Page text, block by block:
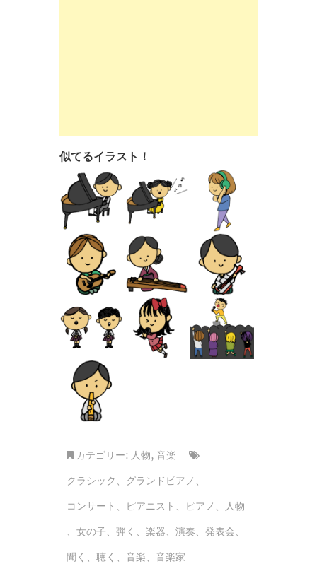
似てるイラスト！
カテゴリー: 人物, 音楽
クラシック 、 グランドピアノ 、
コンサート 、 ピアニスト 、 ピアノ 、
人物
、 女の子、 弾く 、 楽器、 演奏、 発表会、
聞く 、 聴く 、 音楽、 音楽家